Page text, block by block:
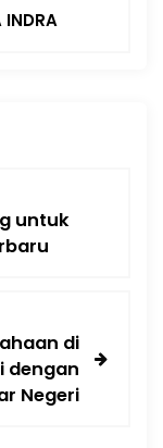
INDRA
untuk
di
dengan
Negeri